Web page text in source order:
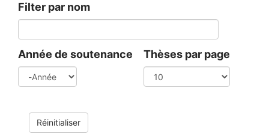
Filter par nom
Année de soutenance Thèses par page
Réinitialiser